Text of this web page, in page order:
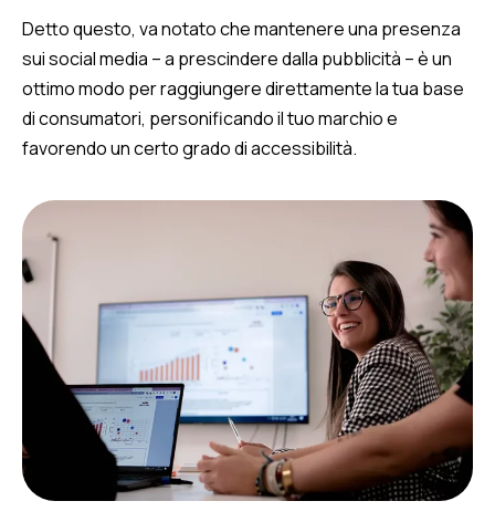
Detto questo, va notato che mantenere una presenza
sui social media – a prescindere dalla pubblicità – è un
ottimo modo per raggiungere direttamente la tua base
di consumatori, personificando il tuo marchio e
favorendo un certo grado di accessibilità.